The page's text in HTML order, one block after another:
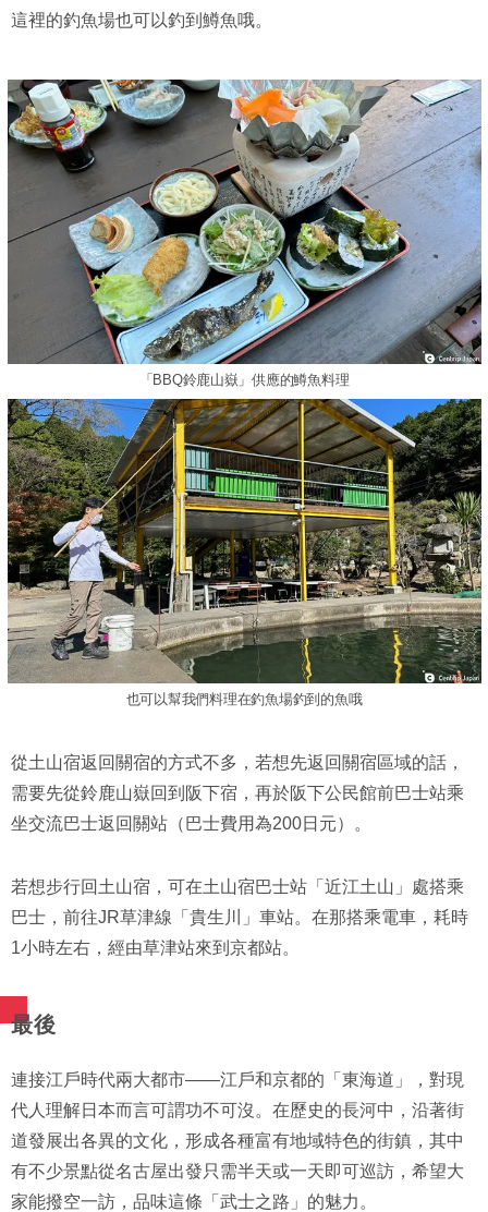
這裡的釣魚場也可以釣到鱒魚哦。
「BBQ鈴鹿山嶽」供應的鱒魚料理
也可以幫我們料理在釣魚場釣到的魚哦
從土山宿返回關宿的方式不多，若想先返回關宿區域的話，
需要先從鈴鹿山嶽回到阪下宿，再於阪下公民館前巴士站乘
坐交流巴士返回關站（巴士費用為200日元）。
若想步行回土山宿，可在土山宿巴士站「近江土山」處搭乘
巴士，前往JR草津線「貴生川」車站。在那搭乘電車，耗時
1小時左右，經由草津站來到京都站。
最後
連接江戶時代兩大都市——江戶和京都的「東海道」，對現
代人理解日本而言可謂功不可沒。在歷史的長河中，沿著街
道發展出各異的文化，形成各種富有地域特色的街鎮，其中
有不少景點從名古屋出發只需半天或一天即可巡訪，希望大
家能撥空一訪，品味這條「武士之路」的魅力。